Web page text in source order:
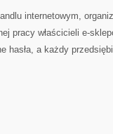
internetowym,
pracy właścicieli e-
hasła, a każdy